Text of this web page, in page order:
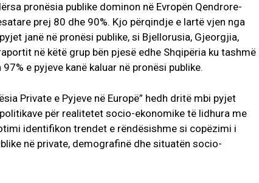
pronësia publike dominon në Evropën Qendrore-
prej 80 dhe 90%. Kjo përqindje e lartë vjen nga
janë në pronësi publike, si Bjellorusia, Gjeorgjia,
në këtë grup bën pjesë edhe Shqipëria ku tashmë
e pyjeve kanë kaluar në pronësi publike.
Private e Pyjeve në Europë” hedh dritë mbi pyjet
për realitetet socio-ekonomike të lidhura me
identifikon trendet e rëndësishme si copëzimi i
në private, demografinë dhe situatën socio-